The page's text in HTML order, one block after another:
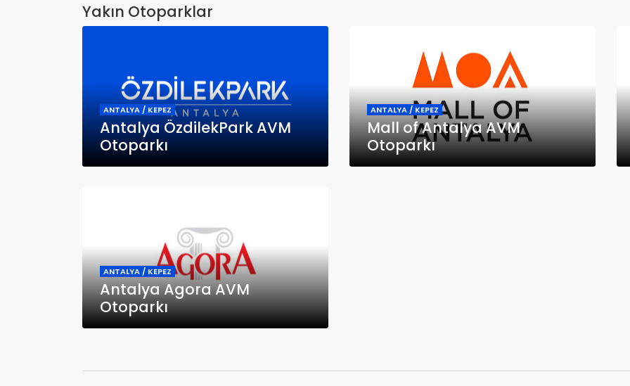
Yakın Otoparklar
ANTALYA / KEPEZ
Antalya ÖzdilekPark AVM
Otoparkı
ANTALYA / KEPEZ
Mall of Antalya AVM
Otoparkı
ANTALYA / KEPEZ
Antalya Agora AVM
Otoparkı